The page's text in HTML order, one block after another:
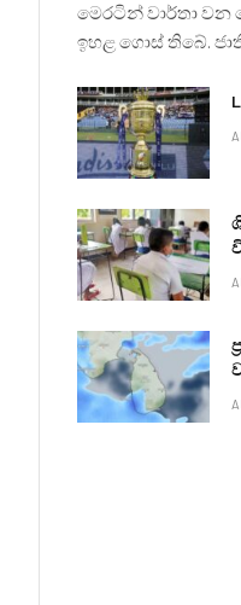
මෙරටින් වාර්තා වන
ඉහළ ගොස් තිබේ.